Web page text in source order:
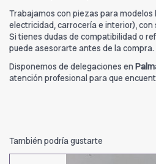
Trabajamos con piezas para modelos
electricidad, carrocería e interior),
Si tienes dudas de compatibilidad o
puede asesorarte antes de la compra.
Disponemos de delegaciones en
atención profesional para que
También podría gustarte